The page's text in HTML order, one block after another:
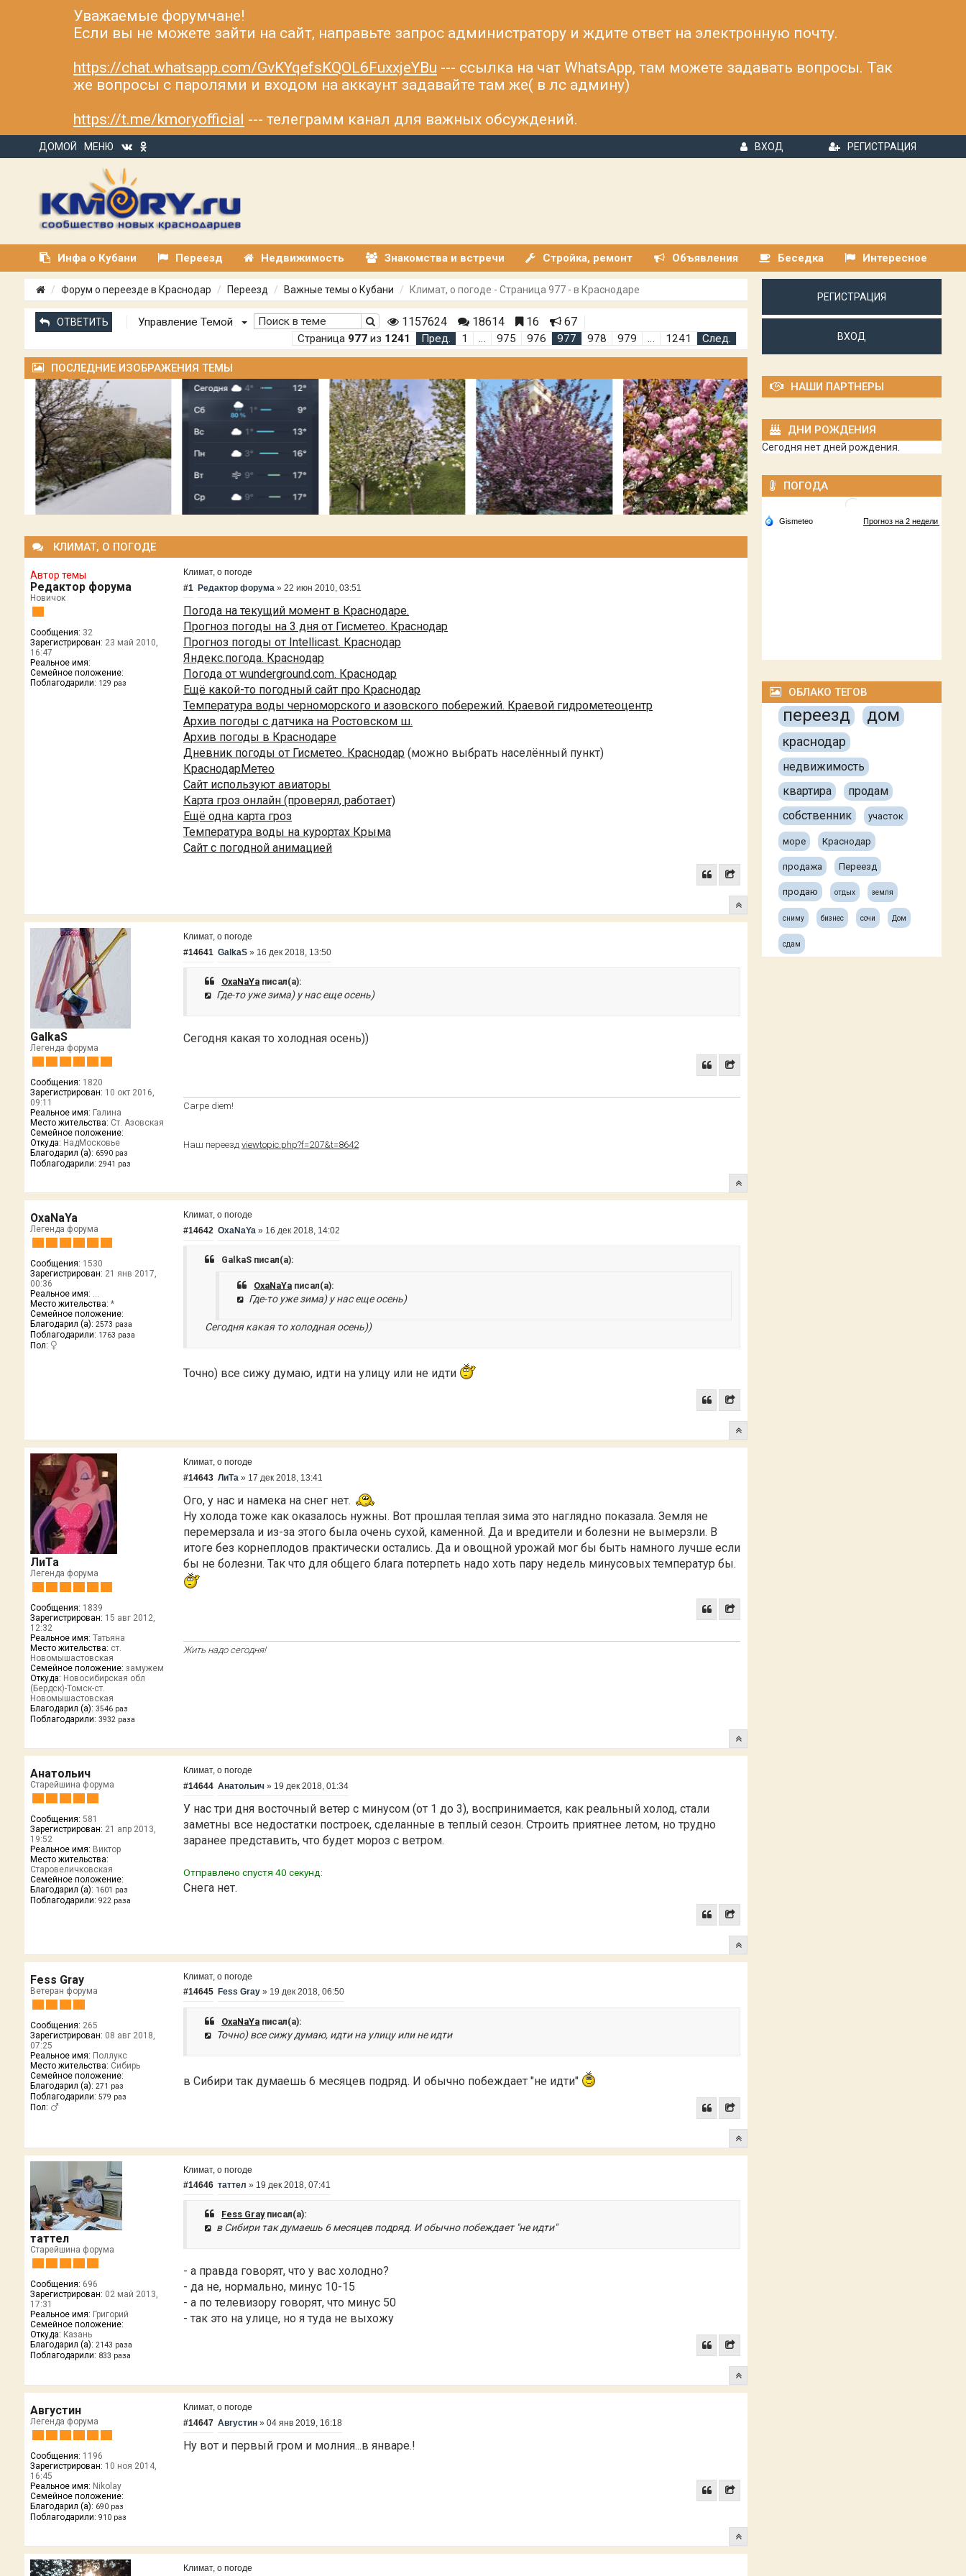
Уважаемые форумчане!
Если вы не можете зайти на сайт, направьте запрос администратору и ждите ответ на электронную почту.
https://chat.whatsapp.com/GvKYqefsKQOL6FuxxjeYBu --- ссылка на чат WhatsApp, там можете задавать вопросы. Так
же вопросы с паролями и входом на аккаунт задавайте там же( в лс админу)
https://t.me/kmoryofficial --- телеграмм канал для важных обсуждений.
ДОМОЙ МЕНЮ ВХОД РЕГИСТРАЦИЯ
Инфа о Кубани Переезд Недвижимость Знакомства и встречи Стройка, ремонт Объявления Беседка Интересное
Форум о переезде в Краснодар Переезд Важные темы о Кубани Климат, о погоде - Страница 977 - в Краснодаре
ОТВЕТИТЬ Управление Темой 1157624 18614 16 67
Страница 977 из 1241 Пред. 1 … 975 976 977 978 979 … 1241 След.
ПОСЛЕДНИЕ ИЗОБРАЖЕНИЯ ТЕМЫ
КЛИМАТ, О ПОГОДЕ
Автор темы
Редактор форума
Новичок
Сообщения: 32
Зарегистрирован: 23 май 2010,
16:47
Реальное имя:
Семейное положение:
Поблагодарили: 129 раз
Климат, о погоде
#1 Редактор форума »22 июн 2010, 03:51
Погода на текущий момент в Краснодаре.
Прогноз погоды на 3 дня от Гисметео. Краснодар
Прогноз погоды от Intellicast. Краснодар
Яндекс.погода. Краснодар
Погода от wunderground.com. Краснодар
Ещё какой-то погодный сайт про Краснодар
Температура воды черноморского и азовского побережий. Краевой гидрометеоцентр
Архив погоды с датчика на Ростовском ш.
Архив погоды в Краснодаре
Дневник погоды от Гисметео. Краснодар (можно выбрать населённый пункт)
КраснодарМетео
Сайт используют авиаторы
Карта гроз онлайн (проверял, работает)
Ещё одна карта гроз
Температура воды на курортах Крыма
Сайт с погодной анимацией
GalkaS
Легенда форума
Сообщения: 1820
Зарегистрирован: 10 окт 2016,
09:11
Реальное имя: Галина
Место жительства: Ст. Азовская
Семейное положение:
Откуда: НадМосковье
Благодарил (а): 6590 раз
Поблагодарили: 2941 раз
Климат, о погоде
#14641 GalkaS » 16 дек 2018, 13:50
OxaNaYa писал(а):
Где-то уже зима) у нас еще осень)
Сегодня какая то холодная осень))
Сarpe diem!
Наш переездviewtopic.php?f=207&t=8642
OxaNaYa
Легенда форума
Сообщения: 1530
Зарегистрирован: 21 янв 2017,
00:36
Реальное имя: ...
Место жительства: *
Семейное положение:
Благодарил (а): 2573 раза
Поблагодарили: 1763 раза
Пол:
Климат, о погоде
#14642 OxaNaYa » 16 дек 2018, 14:02
GalkaS писал(а):
OxaNaYa писал(а):
Где-то уже зима) у нас еще осень)
Сегодня какая то холодная осень))
Точно) все сижу думаю, идти на улицу или не идти
ЛиТа
Легенда форума
Сообщения: 1839
Зарегистрирован: 15 авг 2012,
12:32
Реальное имя: Татьяна
Место жительства: ст.
Новомышастовская
Семейное положение: замужем
Откуда: Новосибирская обл
(Бердск)-Томск-ст.
Новомышастовская
Благодарил (а): 3546 раз
Поблагодарили: 3932 раза
Климат, о погоде
#14643 ЛиТа » 17 дек 2018, 13:41
Ого, у нас и намека на снег нет.
Ну холода тоже как оказалось нужны. Вот прошлая теплая зима это наглядно показала. Земля не
перемерзала и из-за этого была очень сухой, каменной. Да и вредители и болезни не вымерзли. В
итоге без корнеплодов практически остались. Да и овощной урожай мог бы быть намного лучше если
бы не болезни. Так что для общего блага потерпеть надо хоть пару недель минусовых температур бы.
Жить надо сегодня!
Анатольич
Старейшина форума
Сообщения: 581
Зарегистрирован: 21 апр 2013,
19:52
Реальное имя: Виктор
Место жительства:
Старовеличковская
Семейное положение:
Благодарил (а): 1601 раз
Поблагодарили: 922 раза
Климат, о погоде
#14644 Анатольич » 19 дек 2018, 01:34
У нас три дня восточный ветер с минусом (от 1 до 3), воспринимается, как реальный холод, стали
заметны все недостатки построек, сделанные в теплый сезон. Строить приятнее летом, но трудно
заранее представить, что будет мороз с ветром.
Отправлено спустя 40 секунд:
Снега нет.
Fess Gray
Ветеран форума
Сообщения: 265
Зарегистрирован: 08 авг 2018,
07:25
Реальное имя: Поллукс
Место жительства: Сибирь
Семейное положение:
Благодарил (а): 271 раз
Поблагодарили: 579 раз
Пол:
Климат, о погоде
#14645 Fess Gray » 19 дек 2018, 06:50
OxaNaYa писал(а):
Точно) все сижу думаю, идти на улицу или не идти
в Сибири так думаешь 6 месяцев подряд. И обычно побеждает "не идти"
таттел
Старейшина форума
Сообщения: 696
Зарегистрирован: 02 май 2013,
17:31
Реальное имя: Григорий
Семейное положение:
Откуда: Казань
Благодарил (а): 2143 раза
Поблагодарили: 833 раза
Климат, о погоде
#14646 таттел » 19 дек 2018, 07:41
Fess Grayписал(а):
в Сибири так думаешь 6 месяцев подряд. И обычно побеждает "не идти"
- а правда говорят, что у вас холодно?
- да не, нормально, минус 10-15
- а по телевизору говорят, что минус 50
- так это на улице, но я туда не выхожу
Августин
Легенда форума
Сообщения: 1196
Зарегистрирован: 10 ноя 2014,
16:45
Реальное имя: Nikolay
Семейное положение:
Благодарил (а): 690 раз
Поблагодарили: 910 раз
Климат, о погоде
#14647 Августин »04 янв 2019, 16:18
Ну вот и первый гром и молния...в январе.!
Климат, о погоде
РЕГИСТРАЦИЯ
ВХОД
НАШИ ПАРТНЕРЫ
ДНИ РОЖДЕНИЯ
Сегодня нет дней рождения.
ПОГОДА
ОБЛАКО ТЕГОВ
переезд дом
краснодар
недвижимость
квартира
продам
собственник
участок
море Краснодар
продажа Переезд
продаю отдых земля
сниму бизнес сочи Дом
сдам